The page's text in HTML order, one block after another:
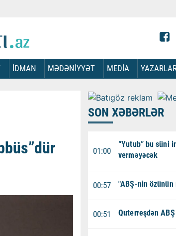
İDMAN MƏDƏNİYYƏT MEDİA
SON XƏBƏRLƏR
01:00
“Yutub” bu süni
verməyəcək
00:57 "ABŞ-nin
00:51 Quterreşdən